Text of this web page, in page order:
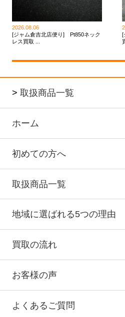
2026.08.06
[ジャム倉吉北店便り] Pt850ネック
レス買取 ...
[
> 取扱商品一覧
ホーム
初めての方へ
取扱商品一覧
地域に選ばれる5つの理由
買取の流れ
お客様の声
よくあるご質問